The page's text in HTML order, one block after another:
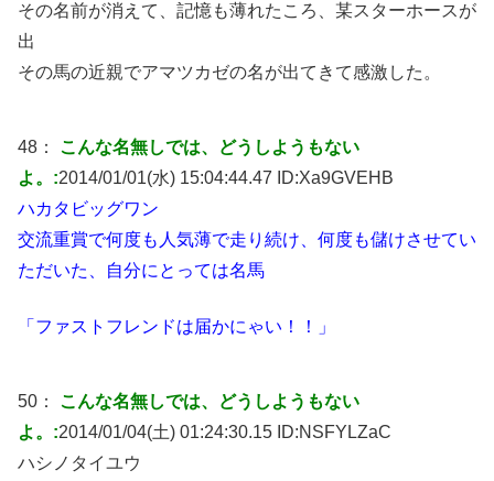
その名前が消えて、記憶も薄れたころ、某スターホースが
出
その馬の近親でアマツカゼの名が出てきて感激した。
48： こんな名無しでは、どうしようもない
よ。:2014/01/01(水) 15:04:44.47 ID:Xa9GVEHB
ハカタビッグワン
交流重賞で何度も人気薄で走り続け、何度も儲けさせてい
ただいた、自分にとっては名馬
「ファストフレンドは届かにゃい！！」
50： こんな名無しでは、どうしようもない
よ。:2014/01/04(土) 01:24:30.15 ID:NSFYLZaC
ハシノタイユウ